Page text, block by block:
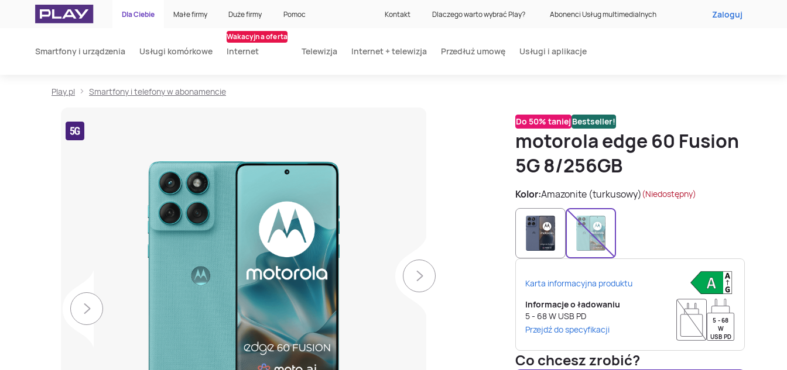
Dla Ciebie Małe firmy Duże firmy Pomoc Kontakt Dlaczego warto wybrać Play? Abonenci Usług multimedialnych Zaloguj
Smartfony i urządzenia Usługi komórkowe Internet
Wakacyjna oferta
Telewizja Internet + telewizja Przedłuż umowę Usługi i aplikacje
Play.pl Smartfony i telefony w abonamencie
motorola edge 60 Fusion
5G 8/256GB
Do 50% taniej Bestseller!
Kolor:Amazonite (turkusowy) (Niedostępny)
Karta informacyjna produktu
Informacje o ładowaniu
5 - 68W USB PD
Przejdź do specyfikacji
5 - 68
W
USB PD
Co chcesz zrobić?